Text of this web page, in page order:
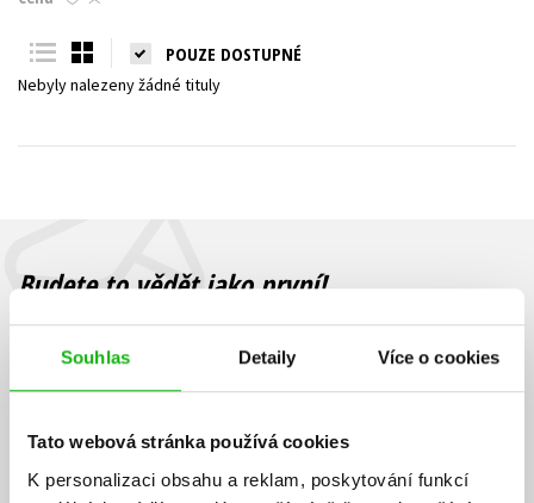
Souhlas Detaily Více o cookies
Tato webová stránka používá cookies
K personalizaci obsahu a reklam, poskytování funkcí
Young adult (SK)
Všechny tituly
POUZE DOSTUPNÉ
Nebyly nalezeny žádné tituly
Budete to vědět jako první!
Zajímá Vás, jaký knižní hit právě vychází, na jaké zboží je výhodná
sleva, jaká běží soutěž o ceny? Přihlášením k odběru našich e-
souhlasíte se zpracováním osobních údajů
mailová
adresa
mailová
adresa
Vaše e-mailová adresa Přihlásit se